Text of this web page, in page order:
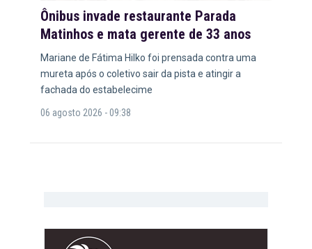
Ônibus invade restaurante Parada
Matinhos e mata gerente de 33 anos
Mariane de Fátima Hilko foi prensada contra uma
mureta após o coletivo sair da pista e atingir a
fachada do estabelecime
06 agosto 2026 - 09:38